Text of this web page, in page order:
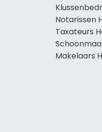
Notarissen
Taxateurs
Makelaars